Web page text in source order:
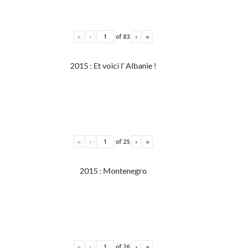
« ‹ of83 › »
2015 : Et voici l’ Albanie !
« ‹ of25 › »
2015 : Montenegro